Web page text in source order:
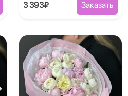
3 393₽ Заказать